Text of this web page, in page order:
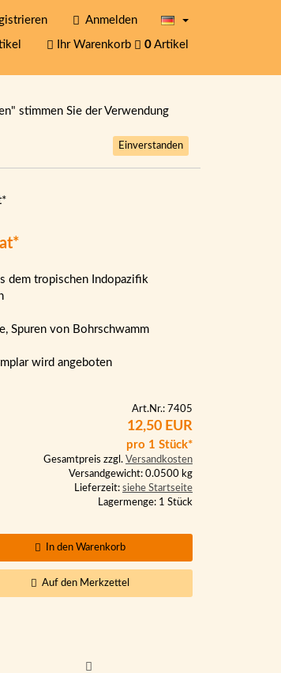
Anmelden
Ihr Warenkorb 0 Artikel
stimmen Sie der Verwendung
Einverstanden
dem tropischen Indopazifik
Spuren von Bohrschwamm
wird angeboten
Art.Nr.: 7405
12,50 EUR
pro 1 Stück*
Gesamtpreis zzgl. Versandkosten
Versandgewicht: 0.0500 kg
Lieferzeit: siehe Startseite
Lagermenge: 1 Stück
In den Warenkorb
Auf den Merkzettel